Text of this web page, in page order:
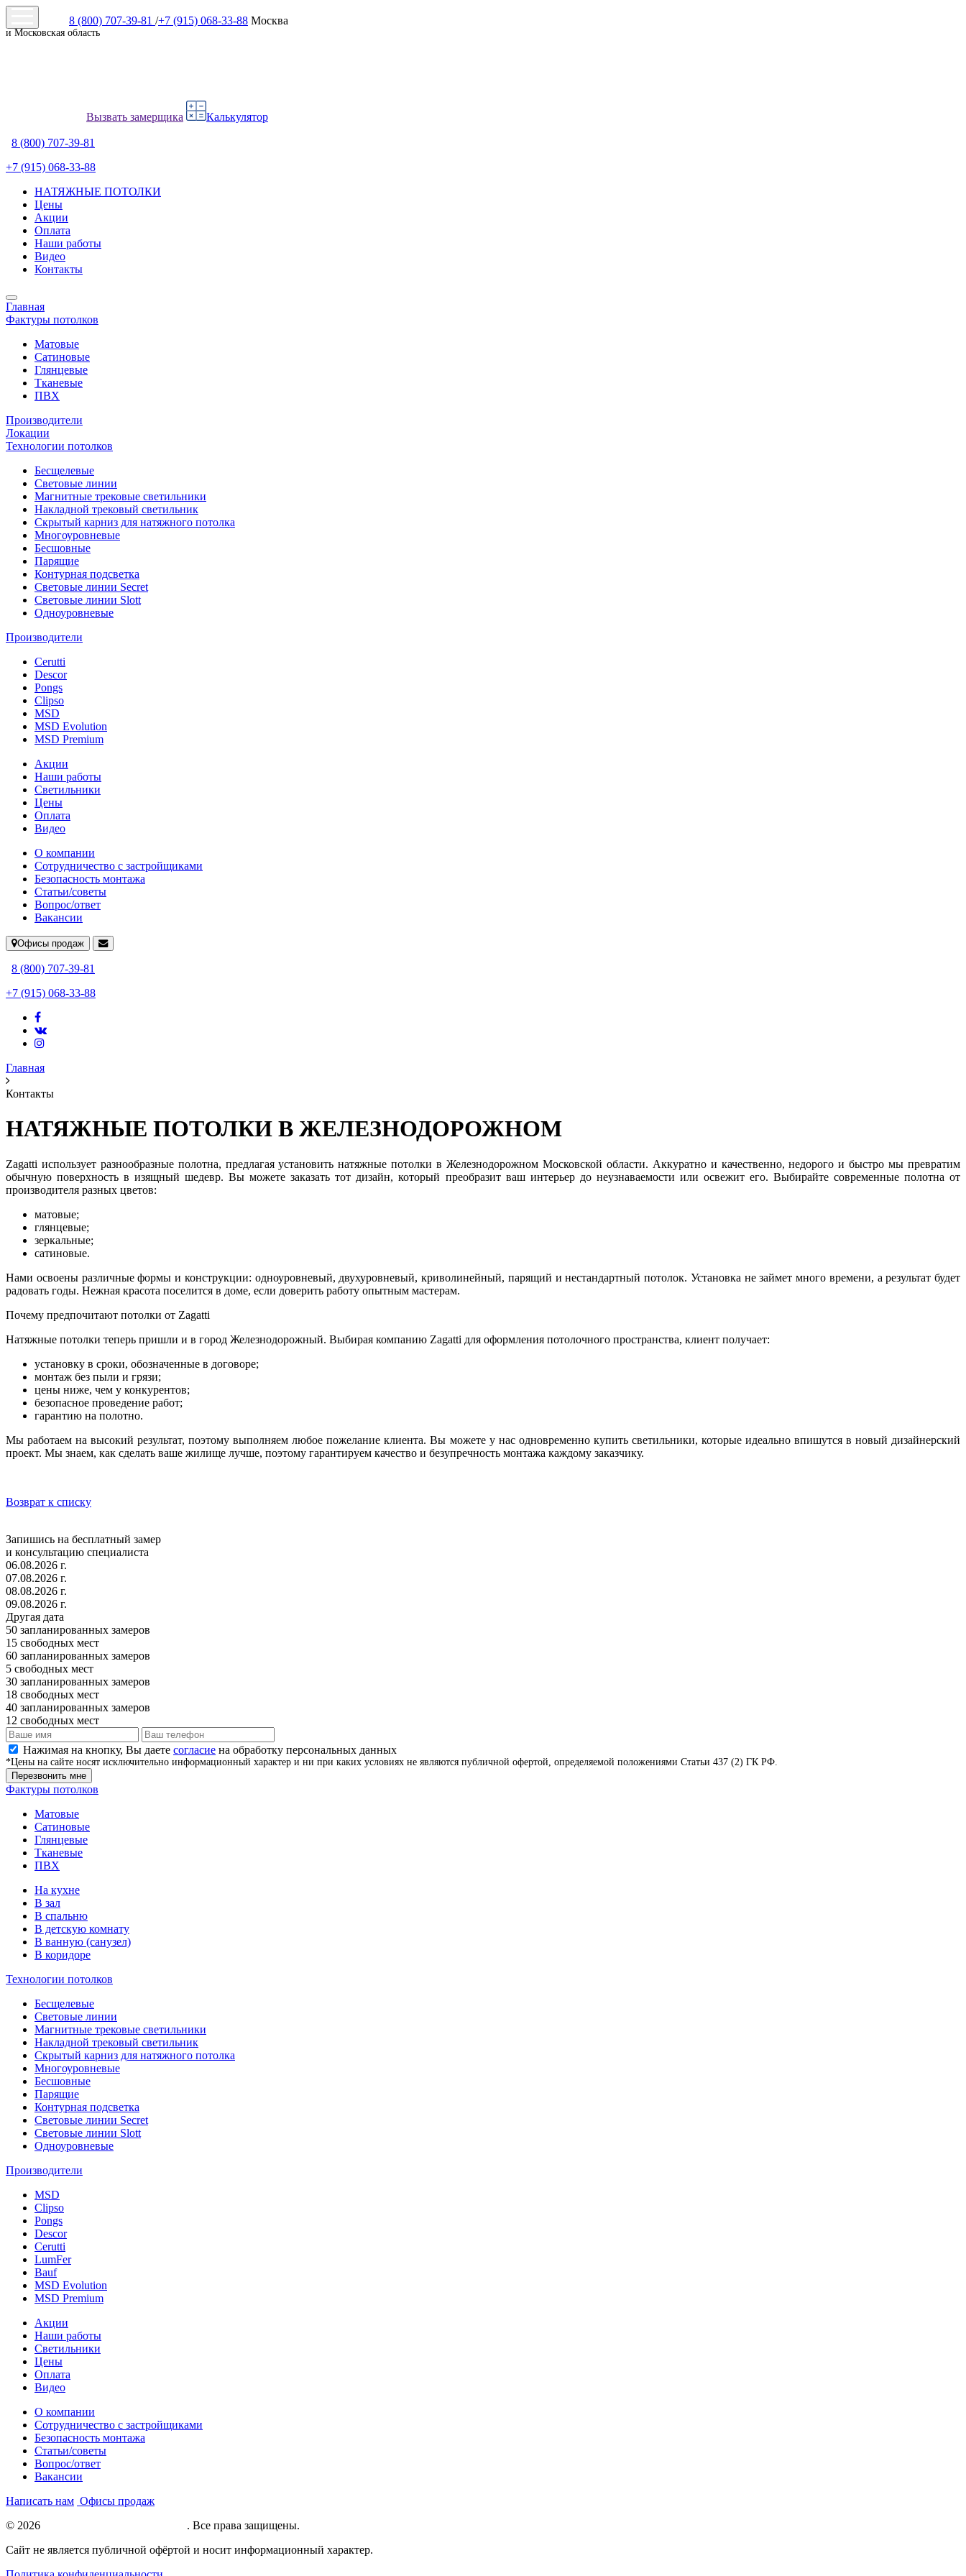
8 (800) 707-39-81 /+7 (915) 068-33-88 Москва
и Московская область
Вызвать замерщика Калькулятор
8 (800) 707-39-81
+7 (915) 068-33-88
НАТЯЖНЫЕ ПОТОЛКИ
Цены
Акции
Оплата
Наши работы
Видео
Контакты
Главная
Фактуры потолков
Матовые
Сатиновые
Глянцевые
Тканевые
ПВХ
Производители
Локации
Технологии потолков
Бесщелевые
Световые линии
Магнитные трековые светильники
Накладной трековый светильник
Скрытый карниз для натяжного потолка
Многоуровневые
Бесшовные
Парящие
Контурная подсветка
Световые линии Secret
Световые линии Slott
Одноуровневые
Производители
Cerutti
Descor
Pongs
Clipso
MSD
MSD Evolution
MSD Premium
Акции
Наши работы
Светильники
Цены
Оплата
Видео
О компании
Сотрудничество с застройщиками
Безопасность монтажа
Статьи/советы
Вопрос/ответ
Вакансии
Офисы продаж
8 (800) 707-39-81
+7 (915) 068-33-88
Главная
Контакты
НАТЯЖНЫЕ ПОТОЛКИ В ЖЕЛЕЗНОДОРОЖНОМ
Zagatti использует разнообразные полотна, предлагая установить натяжные потолки в Железнодорожном Московской области. Аккуратно и качественно, недорого и быстро мы превратим
обычную поверхность в изящный шедевр. Вы можете заказать тот дизайн, который преобразит ваш интерьер до неузнаваемости или освежит его. Выбирайте современные полотна от
производителя разных цветов:
матовые;
глянцевые;
зеркальные;
сатиновые.
Нами освоены различные формы и конструкции: одноуровневый, двухуровневый, криволинейный, парящий и нестандартный потолок. Установка не займет много времени, а результат будет
радовать годы. Нежная красота поселится в доме, если доверить работу опытным мастерам.
Почему предпочитают потолки от Zagatti
Натяжные потолки теперь пришли и в город Железнодорожный. Выбирая компанию Zagatti для оформления потолочного пространства, клиент получает:
установку в сроки, обозначенные в договоре;
монтаж без пыли и грязи;
цены ниже, чем у конкурентов;
безопасное проведение работ;
гарантию на полотно.
Мы работаем на высокий результат, поэтому выполняем любое пожелание клиента. Вы можете у нас одновременно купить светильники, которые идеально впишутся в новый дизайнерский
проект. Мы знаем, как сделать ваше жилище лучше, поэтому гарантируем качество и безупречность монтажа каждому заказчику.
Возврат к списку
Запишись на бесплатный замер
и консультацию специалиста
06.08.2026 г.
07.08.2026 г.
08.08.2026 г.
09.08.2026 г.
Другая дата
50 запланированных замеров
15 свободных мест
60 запланированных замеров
5 свободных мест
30 запланированных замеров
18 свободных мест
40 запланированных замеров
12 свободных мест
Нажимая на кнопку, Вы даете согласие на обработку персональных данных
*Цены на сайте носят исключительно информационный характер и ни при каких условиях не являются публичной офертой, определяемой положениями Статьи 437 (2) ГК РФ.
Перезвонить мне
Фактуры потолков
Матовые
Сатиновые
Глянцевые
Тканевые
ПВХ
На кухне
В зал
В спальню
В детскую комнату
В ванную (санузел)
В коридоре
Технологии потолков
Бесщелевые
Световые линии
Магнитные трековые светильники
Накладной трековый светильник
Скрытый карниз для натяжного потолка
Многоуровневые
Бесшовные
Парящие
Контурная подсветка
Световые линии Secret
Световые линии Slott
Одноуровневые
Производители
MSD
Clipso
Pongs
Descor
Cerutti
LumFer
Bauf
MSD Evolution
MSD Premium
Акции
Наши работы
Светильники
Цены
Оплата
Видео
О компании
Сотрудничество с застройщиками
Безопасность монтажа
Статьи/советы
Вопрос/ответ
Вакансии
Написать нам Офисы продаж
© 2026
. Все права защищены.
Сайт не является публичной офёртой и носит информационный характер.